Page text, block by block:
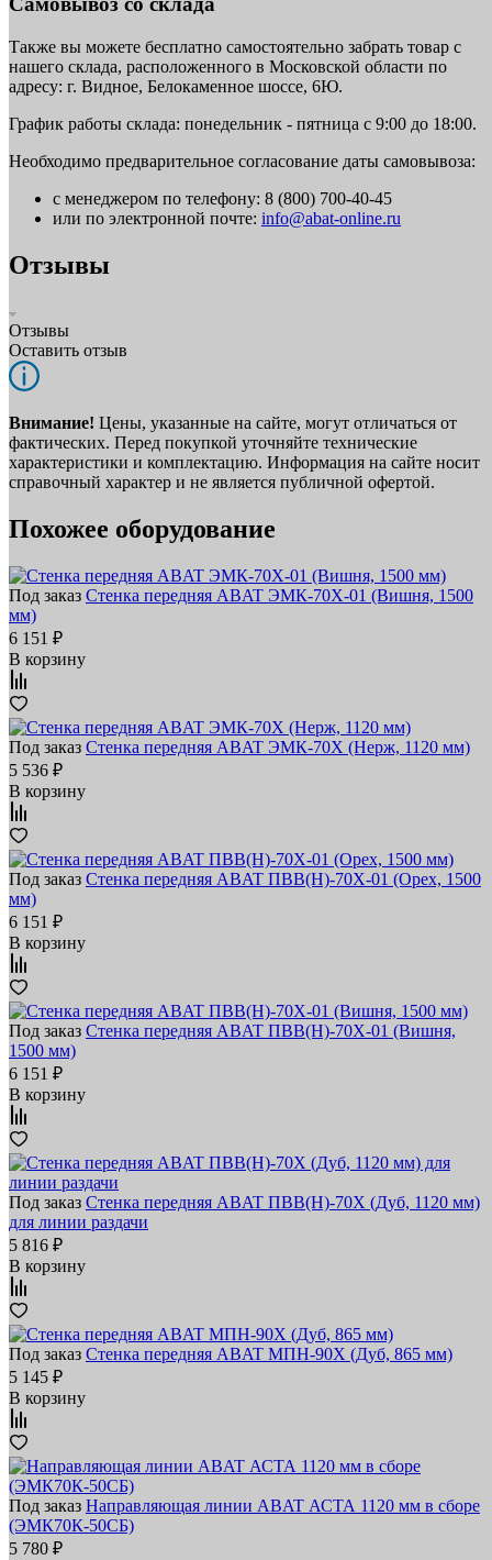
Также вы можете бесплатно самостоятельно забрать товар с
нашего склада, расположенного в Московской области по
адресу: г. Видное, Белокаменное шоссе, 6Ю.
График работы склада: понедельник - пятница с 9:00 до 18:00.
Необходимо предварительное согласование даты самовывоза:
с менеджером по телефону: 8 (800) 700-40-45
или по электронной почте: info@abat-online.ru
Отзывы
Отзывы
Оставить отзыв
Внимание! Цены, указанные на сайте, могут отличаться от
фактических. Перед покупкой уточняйте технические
характеристики и комплектацию. Информация на сайте носит
справочный характер и не является публичной офертой.
Похожее оборудование
Под заказ Стенка передняя ABAT ЭМК-70Х-01 (Вишня, 1500
мм)
6 151 ₽
В корзину
Под заказ Стенка передняя ABAT ЭМК-70Х (Нерж, 1120 мм)
5 536 ₽
В корзину
Под заказ Стенка передняя ABAT ПВВ(Н)-70Х-01 (Орех, 1500
мм)
6 151 ₽
В корзину
Под заказ Стенка передняя ABAT ПВВ(Н)-70Х-01 (Вишня,
1500 мм)
6 151 ₽
В корзину
Под заказ Стенка передняя ABAT ПВВ(Н)-70Х (Дуб, 1120 мм)
для линии раздачи
5 816 ₽
В корзину
Под заказ Стенка передняя ABAT МПН-90Х (Дуб, 865 мм)
5 145 ₽
В корзину
Под заказ Направляющая линии ABAT АСТА 1120 мм в сборе
(ЭМК70К-50СБ)
5 780 ₽